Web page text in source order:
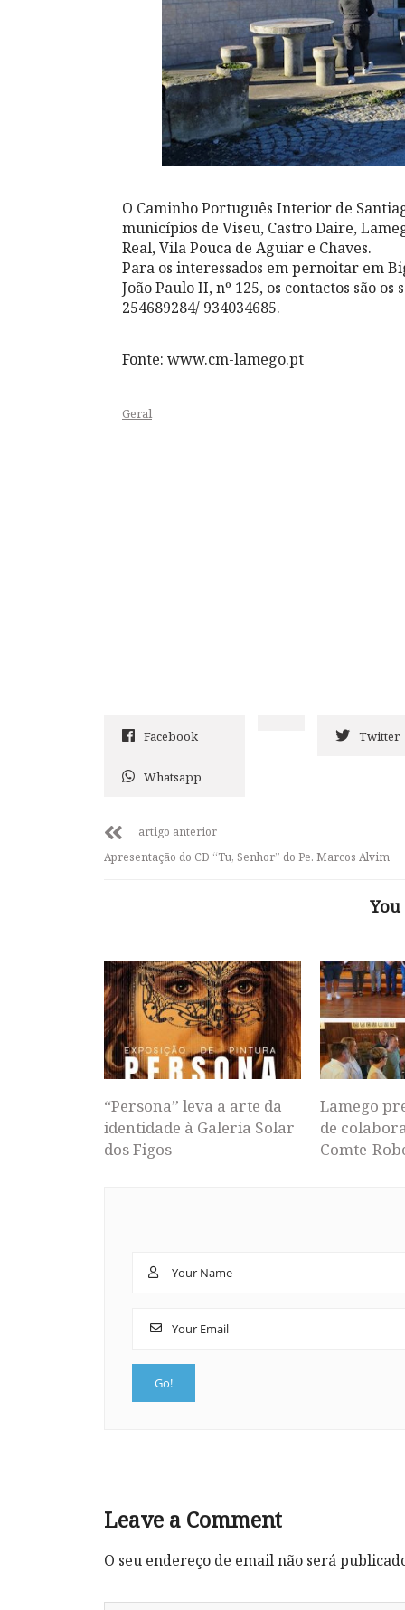
O Caminho Português Interior de
municípios de Viseu, Castro Daire,
Real, Vila Pouca de Aguiar e Chaves.
Para os interessados em pernoitar em
João Paulo II, nº 125, os contactos são
254689284/ 934034685.
Fonte: www.cm-lamego.pt
Geral
Facebook Twitter
Whatsapp
artigo anterior
Apresentação do CD “Tu, Senhor” do Pe. Marcos Alvim
“Persona” leva a arte da
identidade à Galeria Solar
dos Figos
Lamego
de
Comte-
Leave a Comment
O seu endereço de email não será